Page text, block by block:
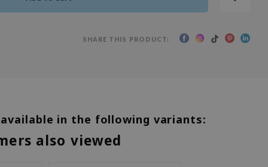
SHARE THIS PRODUCT:
in the following variants:
also viewed